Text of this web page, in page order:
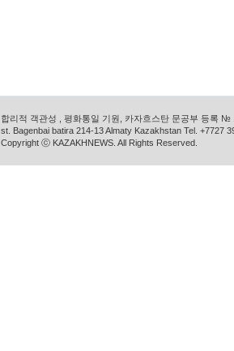
합리적 객관성 , 평화통일 기원, 카자흐스탄 문공부 등록
st. Bagenbai batira 214-13 Almaty Kazakhstan Tel. +7727
Copyright ⓒ KAZAKHNEWS. All Rights Reserved.